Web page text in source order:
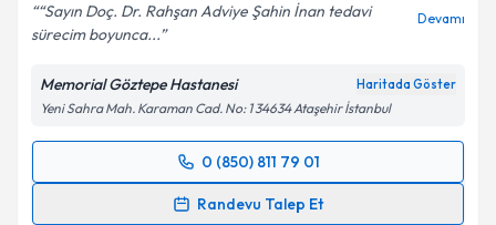
Kişisel verilerimin işlenmesine ilişkin
kapsamda işlenmesini kabul ediyorum.
Takvim Talebini Gönder
“Sayın Doç. Dr. Rahşan Adviye Şahin İnan tedavi
sürecim boyunca...
Devamı
Memorial Göztepe Hastanesi Haritada Göster
Yeni Sahra Mah. Karaman Cad. No: 1 34634 Ataşehir İstanbul
0 (850) 811 79 01
Randevu Talep Et
Randevu Takvimi Talebi